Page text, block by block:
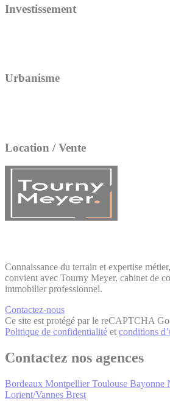
Investissement
Urbanisme
Location / Vente
Connaissance du terrain et expertise
convient avec Tourny Meyer, cabinet de
immobilier professionnel.
Contactez-nous
Ce site est protégé par le reCAPTCHA
Politique de confidentialité et conditions
Contactez nos agences
Bordeaux Montpellier Toulouse Bayonne
Lorient/Vannes Brest